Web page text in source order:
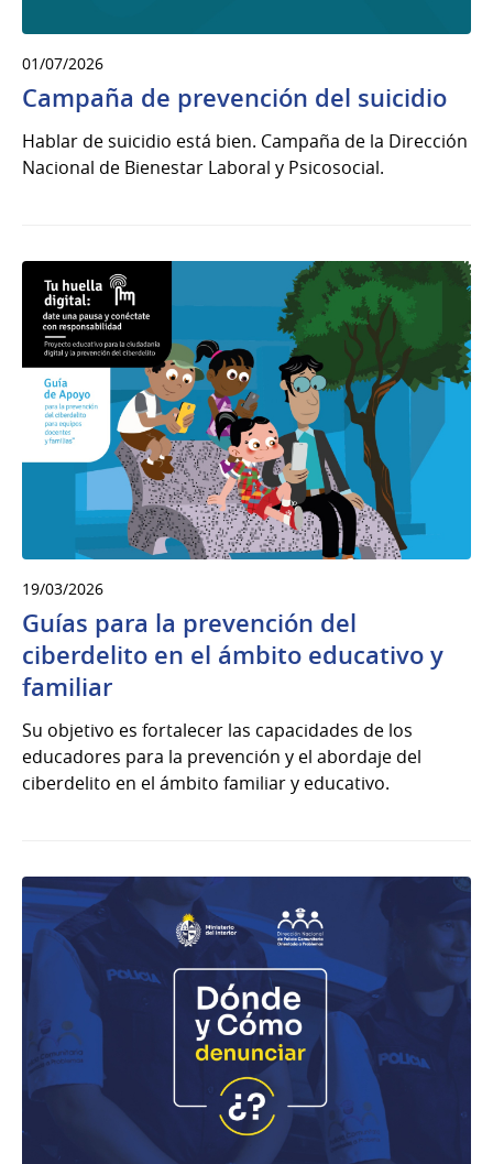
01/07/2026
Campaña de prevención del suicidio
Hablar de suicidio está bien. Campaña de la Dirección
Nacional de Bienestar Laboral y Psicosocial.
19/03/2026
Guías para la prevención del
ciberdelito en el ámbito educativo y
familiar
Su objetivo es fortalecer las capacidades de los
educadores para la prevención y el abordaje del
ciberdelito en el ámbito familiar y educativo.